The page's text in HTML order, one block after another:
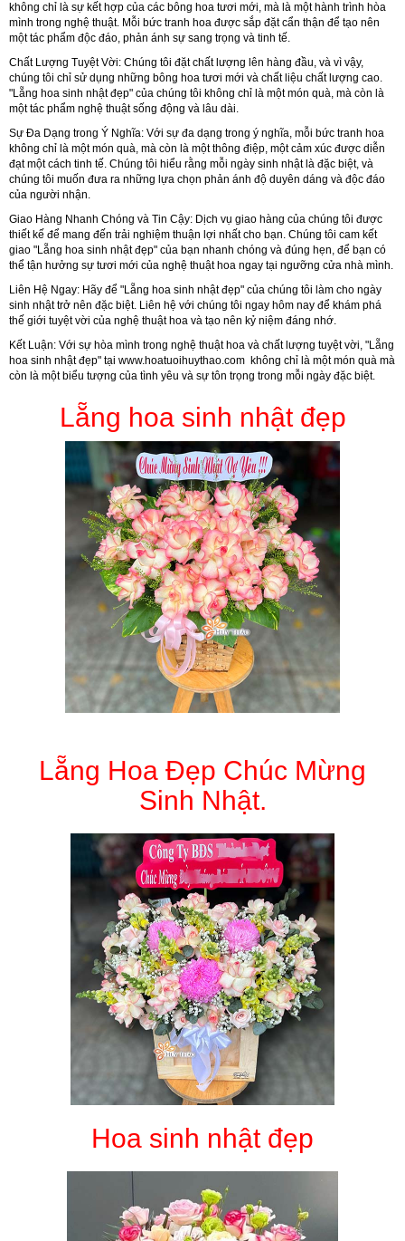
không chỉ là sự kết hợp của các bông hoa tươi mới, mà là một hành trình hòa
mình trong nghệ thuật. Mỗi bức tranh hoa được sắp đặt cẩn thận để tạo nên
một tác phẩm độc đáo, phản ánh sự sang trọng và tinh tế.
Chất Lượng Tuyệt Vời: Chúng tôi đặt chất lượng lên hàng đầu, và vì vậy,
chúng tôi chỉ sử dụng những bông hoa tươi mới và chất liệu chất lượng cao.
"Lẵng hoa sinh nhật đẹp" của chúng tôi không chỉ là một món quà, mà còn là
một tác phẩm nghệ thuật sống động và lâu dài.
Sự Đa Dạng trong Ý Nghĩa: Với sự đa dạng trong ý nghĩa, mỗi bức tranh hoa
không chỉ là một món quà, mà còn là một thông điệp, một cảm xúc được diễn
đạt một cách tinh tế. Chúng tôi hiểu rằng mỗi ngày sinh nhật là đặc biệt, và
chúng tôi muốn đưa ra những lựa chọn phản ánh độ duyên dáng và độc đáo
của người nhận.
Giao Hàng Nhanh Chóng và Tin Cậy: Dịch vụ giao hàng của chúng tôi được
thiết kế để mang đến trải nghiệm thuận lợi nhất cho bạn. Chúng tôi cam kết
giao "Lẵng hoa sinh nhật đẹp" của bạn nhanh chóng và đúng hẹn, để bạn có
thể tận hưởng sự tươi mới của nghệ thuật hoa ngay tại ngưỡng cửa nhà mình.
Liên Hệ Ngay: Hãy để "Lẵng hoa sinh nhật đẹp" của chúng tôi làm cho ngày
sinh nhật trở nên đặc biệt. Liên hệ với chúng tôi ngay hôm nay để khám phá
thế giới tuyệt vời của nghệ thuật hoa và tạo nên kỷ niệm đáng nhớ.
Kết Luận: Với sự hòa mình trong nghệ thuật hoa và chất lượng tuyệt vời, "Lẵng
hoa sinh nhật đẹp" tại www.hoatuoihuythao.com không chỉ là một món quà mà
còn là một biểu tượng của tình yêu và sự tôn trọng trong mỗi ngày đặc biệt.
Lẵng hoa sinh nhật đẹp
Lẵng Hoa Đẹp Chúc Mừng
Sinh Nhật.
Hoa sinh nhật đẹp